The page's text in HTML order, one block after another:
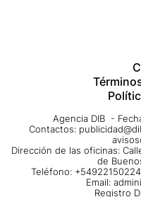
Agencia DIB -
Contactos:
Dirección de las oficinas:
de
Teléfono:
Email:
Registro